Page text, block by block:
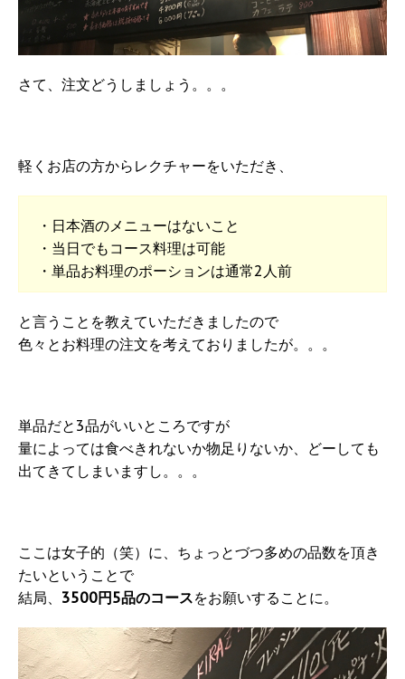
さて、注文どうしましょう。。。
軽くお店の方からレクチャーをいただき、
・日本酒のメニューはないこと
・当日でもコース料理は可能
・単品お料理のポーションは通常2人前
と言うことを教えていただきましたので
色々とお料理の注文を考えておりましたが。。。
単品だと3品がいいところですが
量によっては食べきれないか物足りないか、どーしても
出てきてしまいますし。。。
ここは女子的（笑）に、ちょっとづつ多めの品数を頂き
たいということで
結局、 3500円5品のコースをお願いすることに。